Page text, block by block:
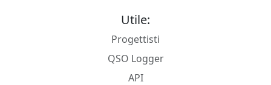
Utile:
Progettisti
QSO Logger
API